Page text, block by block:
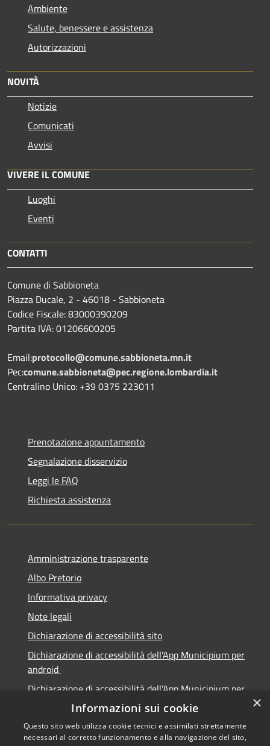
Ambiente
Salute, benessere e assistenza
Autorizzazioni
NOVITÀ
Notizie
Comunicati
Avvisi
VIVERE IL COMUNE
Luoghi
Eventi
CONTATTI
Comune di Sabbioneta
Piazza Ducale, 2 - 46018 - Sabbioneta
Codice Fiscale: 83000390209
Partita IVA: 01206600205
Email:protocollo@comune.sabbioneta.mn.it
Pec:comune.sabbioneta@pec.regione.lombardia.it
Centralino Unico: +39 0375 223011
Prenotazione appuntamento
Segnalazione disservizio
Leggi le FAQ
Richiesta assistenza
Amministrazione trasparente
Albo Pretorio
Informativa privacy
Note legali
Dichiarazione di accessibilità sito
Dichiarazione di accessibilità dell'App Municipium per
android
Dichiarazione di accessibilità dell'App Municipium per
×
Informazioni sui cookie
Questo sito web utilizza cookie tecnici e assimilati strettamente
necessari al corretto funzionamento e alla navigazione del sito,